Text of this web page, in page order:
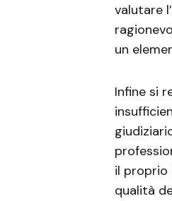
valutare
un
Infine si
il proprio
qualità